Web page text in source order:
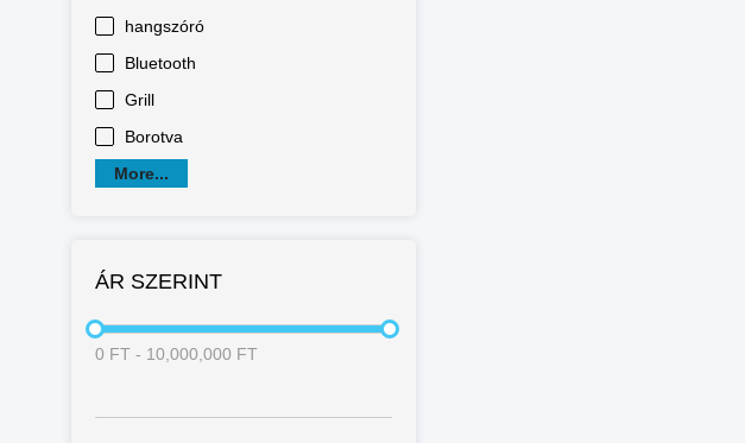
hangszóró
Bluetooth
Grill
Borotva
More...
ÁR SZERINT
0 FT - 10,000,000 FT